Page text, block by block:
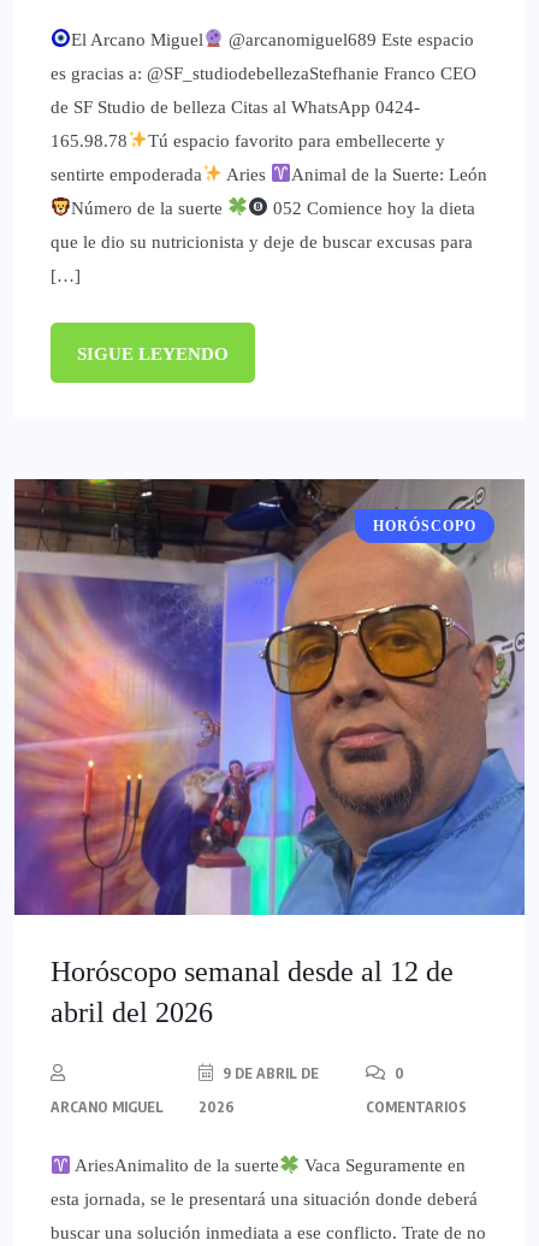
El Arcano Miguel
@arcanomiguel689 Este espacio
es gracias a: @SF_studiodebellezaStefhanie Franco CEO
de SF Studio de belleza Citas al WhatsApp 0424-
165.98.78
Tú espacio favorito para embellecerte y
sentirte empoderada
Aries
Animal de la Suerte: León
Número de la suerte
052 Comience hoy la dieta
que le dio su nutricionista y deje de buscar excusas para
[…]
SIGUE LEYENDO
HORÓSCOPO
Horóscopo semanal desde al 12 de
abril del 2026
ARCANO MIGUEL
9 DE ABRIL DE
2026
0
COMENTARIOS
AriesAnimalito de la suerte
Vaca Seguramente en
esta jornada, se le presentará una situación donde deberá
buscar una solución inmediata a ese conflicto. Trate de no